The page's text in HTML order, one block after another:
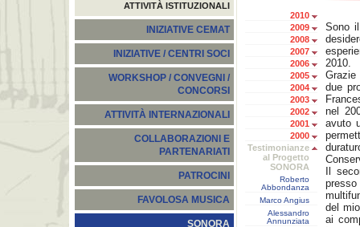
ATTIVITÀ ISTITUZIONALI
INIZIATIVE CEMAT
INIZIATIVE / CENTRI SOCI
WORKSHOP / CONVEGNI /
CONCORSI
ATTIVITÀ INTERNAZIONALI
COLLABORAZIONI E
PARTENARIATI
PATROCINI
FAVOLOSA MUSICA
SONORA
2010
2009
2008
2007
2006
2005
2004
2003
2002
2001
2000
Testimonianze
al Progetto
SONORA
Roberto
Abbondanza
Marco Angius
Alessandro
Annunziata
Sono
2010.
Grazie
due
nel
avuto
Il
del
ai